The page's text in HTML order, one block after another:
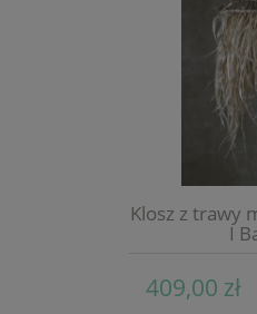
Klosz z trawy
I
409,00 zł